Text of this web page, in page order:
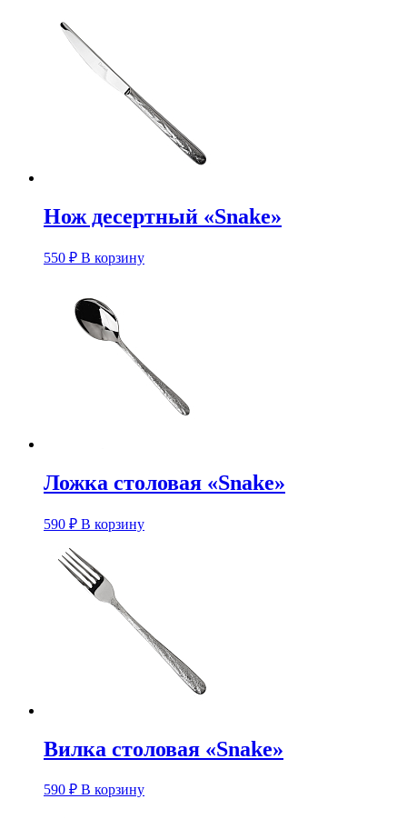
Нож десертный «Snake»
550 ₽ В корзину
Ложка столовая «Snake»
590 ₽ В корзину
Вилка столовая «Snake»
590 ₽ В корзину